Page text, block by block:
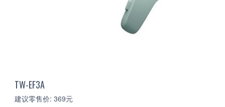
TW-EF3A
建议零售价: 369元